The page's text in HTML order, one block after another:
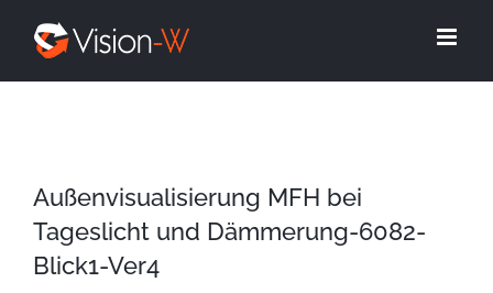
Außenvisualisierung MFH bei
Tageslicht und Dämmerung-6082-
Blick1-Ver4